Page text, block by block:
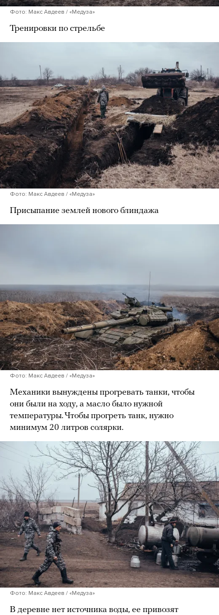
Фото: Макс Авдеев / «Медуза»
Тренировки по стрельбе
Фото: Макс Авдеев / «Медуза»
Присыпание землей нового блиндажа
Фото: Макс Авдеев / «Медуза»
Механики вынуждены прогревать танки, чтобы
они были на ходу, а масло было нужной
температуры. Чтобы прогреть танк, нужно
минимум 20 литров солярки.
Фото: Макс Авдеев / «Медуза»
В деревне нет источника воды, ее привозят